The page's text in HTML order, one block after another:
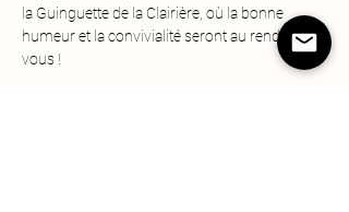
la Guinguette de la Clairière, où la bonne
humeur et la convivialité seront au rendez-
vous !